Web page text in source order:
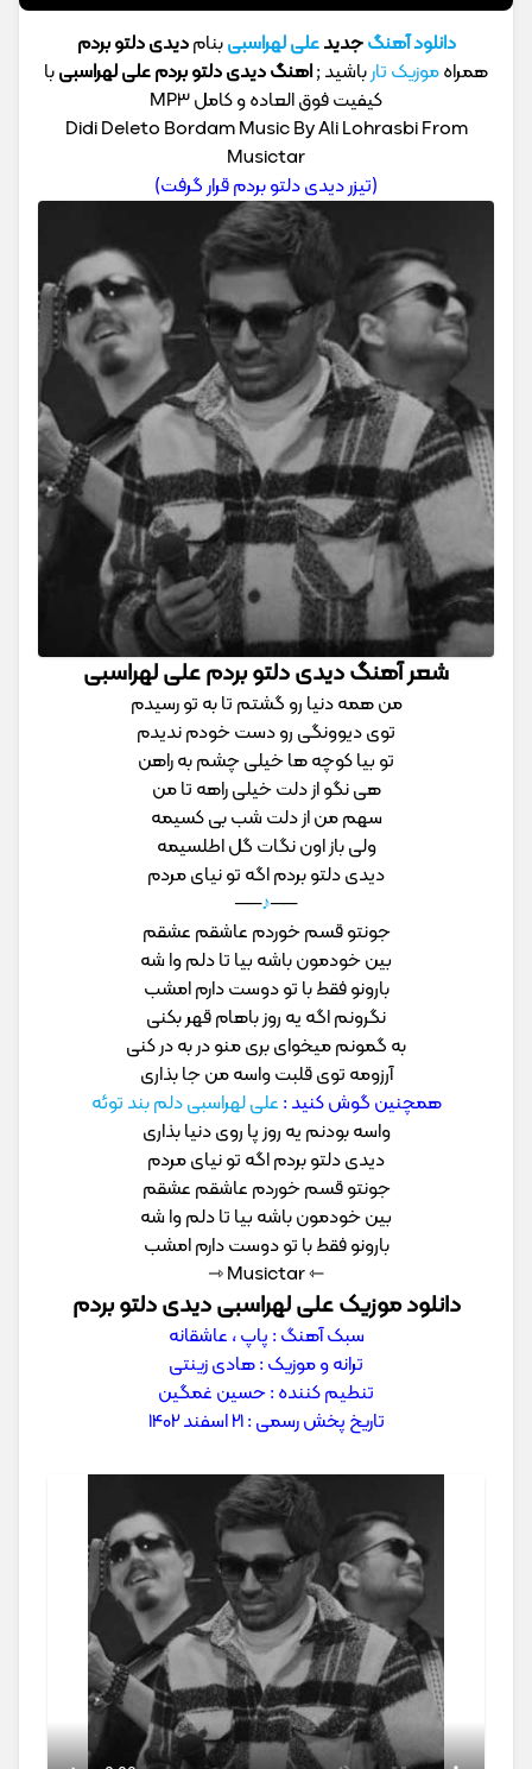
دانلود آهنگجدیدعلی لهراسبیبنامدیدی دلتو بردم
همراهموزیک تارباشید ;اهنگدیدی دلتو بردمعلی لهراسبیبا
کیفیت فوق العاده و کامل MP3
Didi Deleto Bordam Music By Ali Lohrasbi From
Musictar
(تیزر دیدی دلتو بردم قرار گرفت)
شعر آهنگ دیدی دلتو بردم علی لهراسبی
من همه دنیا رو گشتم تا به تو‌ رسیدم
توی دیوونگی رو دست خودم ندیدم
تو بیا کوچه ها خیلی چشم به راهن
هی نگو از دلت خیلی راهه تا من
سهم من از دلت شب بی کسیمه
ولی باز اون نگات گل اطلسیمه
دیدی دلتو بردم اگه تو نیای مردم
──
♪
──
جونتو قسم خوردم عاشقم عشقم
بین خودمون باشه بیا تا دلم وا شه
بارونو فقط با تو دوست دارم امشب
نگرونم اگه یه روز باهام قهر بکنی
به گمونم میخوای بری منو در به در کنی
آرزومه توی قلبت واسه من جا بذاری
همچنین گوش کنید : علی لهراسبی دلم بند توئه
واسه بودنم یه روز پا روی دنیا بذاری
دیدی دلتو بردم اگه تو نیای مردم
جونتو قسم خوردم عاشقم عشقم
بین خودمون باشه بیا تا دلم وا شه
بارونو فقط با تو دوست دارم امشب
⇽ Musictar ⇾
دانلود موزیک علی لهراسبی دیدی دلتو بردم
سبک آهنگ : پاپ ، عاشقانه
ترانه و موزیک : هادی زینتی
تنطیم کننده : حسین غمگین
تاریخ پخش رسمی : 21 اسفند 1402